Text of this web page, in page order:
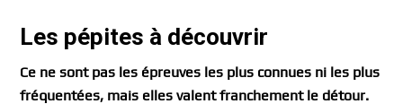
Les pépites à découvrir
Ce ne sont pas les épreuves les plus connues ni les plus
fréquentées, mais elles valent franchement le détour.